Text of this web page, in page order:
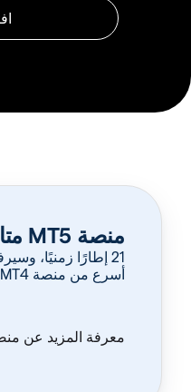
منصة MT5 متاحة الآن
أسرع من منصة MT4.